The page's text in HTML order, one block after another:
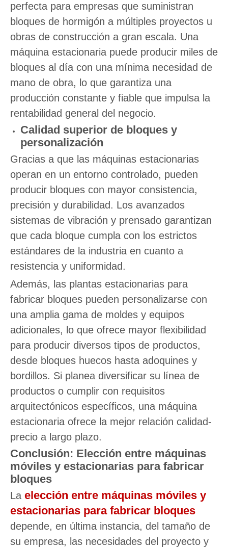
perfecta para empresas que suministran
bloques de hormigón a múltiples proyectos u
obras de construcción a gran escala. Una
máquina estacionaria puede producir miles de
bloques al día con una mínima necesidad de
mano de obra, lo que garantiza una
producción constante y fiable que impulsa la
rentabilidad general del negocio.
Calidad superior de bloques y
personalización
Gracias a que las máquinas estacionarias
operan en un entorno controlado, pueden
producir bloques con mayor consistencia,
precisión y durabilidad. Los avanzados
sistemas de vibración y prensado garantizan
que cada bloque cumpla con los estrictos
estándares de la industria en cuanto a
resistencia y uniformidad.
Además, las plantas estacionarias para
fabricar bloques pueden personalizarse con
una amplia gama de moldes y equipos
adicionales, lo que ofrece mayor flexibilidad
para producir diversos tipos de productos,
desde bloques huecos hasta adoquines y
bordillos. Si planea diversificar su línea de
productos o cumplir con requisitos
arquitectónicos específicos, una máquina
estacionaria ofrece la mejor relación calidad-
precio a largo plazo.
Conclusión: Elección entre máquinas
móviles y estacionarias para fabricar
bloques
La elección entre máquinas móviles y
estacionarias para fabricar bloques
depende, en última instancia, del tamaño de
su empresa, las necesidades del proyecto y